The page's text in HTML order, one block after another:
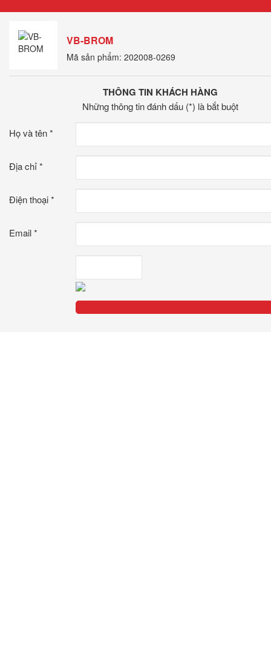
VB-BROM
Mã sản phẩm: 202008-0269
THÔNG TIN KHÁCH HÀNG
Những thông tin đánh dấu (*) là bắt buột
Họ và tên*
Địa chỉ*
Điện thoại*
Email*